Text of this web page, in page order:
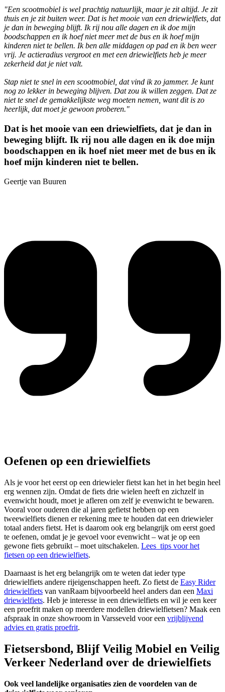
"Een scootmobiel is wel prachtig natuurlijk, maar je zit altijd. Je zit
thuis en je zit buiten weer. Dat is het mooie van een driewielfiets, dat
je dan in beweging blijft. Ik rij nou alle dagen en ik doe mijn
boodschappen en ik hoef niet meer met de bus en ik hoef mijn
kinderen niet te bellen. Ik ben alle middagen op pad en ik ben weer
vrij. Je actieradius vergroot en met een driewielfiets heb je meer
zekerheid dat je niet valt.
Stap niet te snel in een scootmobiel, dat vind ik zo jammer. Je kunt
nog zo lekker in beweging blijven. Dat zou ik willen zeggen. Dat ze
niet te snel de gemakkelijkste weg moeten nemen, want dit is zo
heerlijk, dat moet je gewoon proberen."
Dat is het mooie van een driewielfiets, dat je dan in
beweging blijft. Ik rij nou alle dagen en ik doe mijn
boodschappen en ik hoef niet meer met de bus en ik
hoef mijn kinderen niet te bellen.
Geertje van Buuren
Oefenen op een driewielfiets
Als je voor het eerst op een driewieler fietst kan het in het begin heel
erg wennen zijn. Omdat de fiets drie wielen heeft en zichzelf in
evenwicht houdt, moet je afleren om zelf je evenwicht te bewaren.
Vooral voor ouderen die al jaren gefietst hebben op een
tweewielfiets dienen er rekening mee te houden dat een driewieler
totaal anders fietst. Het is daarom ook erg belangrijk om eerst goed
te oefenen, omdat je je gevoel voor evenwicht – wat je op een
gewone fiets gebruikt – moet uitschakelen. Lees tips voor het
fietsen op een driewielfiets.
Daarnaast is het erg belangrijk om te weten dat ieder type
driewielfiets andere rijeigenschappen heeft. Zo fietst de Easy Rider
driewielfiets van vanRaam bijvoorbeeld heel anders dan een Maxi
driewielfiets. Heb je interesse in een driewielfiets en wil je een keer
een proefrit maken op meerdere modellen driewielfietsen? Maak een
afspraak in onze showroom in Varsseveld voor een vrijblijvend
advies en gratis proefrit.
Fietsersbond, Blijf Veilig Mobiel en Veilig
Verkeer Nederland over de driewielfiets
Ook veel landelijke organisaties zien de voordelen van de